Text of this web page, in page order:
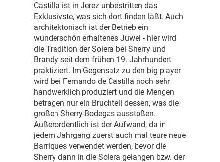
Castilla ist in Jerez unbestritten das
Exklusivste, was sich dort finden läßt. Auch
architektonisch ist der Betrieb ein
wunderschön erhaltenes Juwel - hier wird
die Tradition der Solera bei Sherry und
Brandy seit dem frühen 19. Jahrhundert
praktiziert. Im Gegensatz zu den big player
wird bei Fernando de Castilla noch sehr
handwerklich produziert und die Mengen
betragen nur ein Bruchteil dessen, was die
großen Sherry-Bodegas ausstoßen.
Außerordentlich ist der Aufwand, da in
jedem Jahrgang zuerst auch mal teure neue
Barriques verwendet werden, bevor die
Sherry dann in die Solera gelangen bzw. der